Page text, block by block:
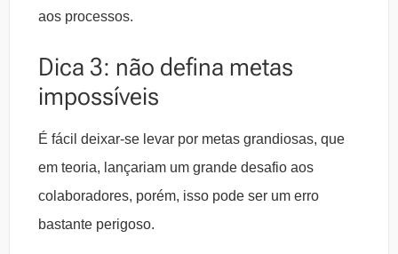
aos processos.
Dica 3: não defina metas
impossíveis
É fácil deixar-se levar por metas grandiosas, que
em teoria, lançariam um grande desafio aos
colaboradores, porém, isso pode ser um erro
bastante perigoso.